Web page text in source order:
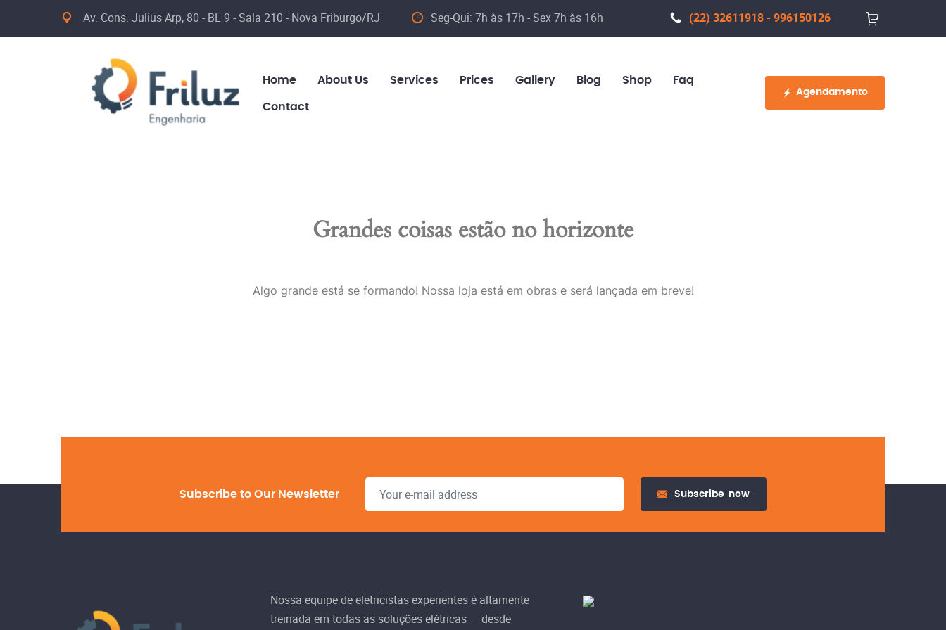
Av. Cons. Julius Arp, 80 - BL 9 - Sala 210 - Nova Friburgo/RJ Seg-Qui: 7h às 17h - Sex 7h às 16h (22) 32611918 - 996150126
Home About Us Services Prices Gallery Blog Shop Faq
Contact
Agendamento
Grandes coisas estão no horizonte
Algo grande está se formando! Nossa loja está em obras e será lançada em breve!
Subscribe to Our Newsletter Subscribe now
Nossa equipe de eletricistas experientes é altamente
treinada em todas as soluções elétricas — desde